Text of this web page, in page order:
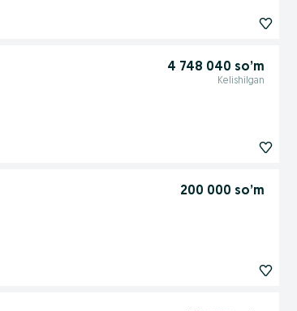
4 748 040 so’m
Kelishilgan
200 000 so’m